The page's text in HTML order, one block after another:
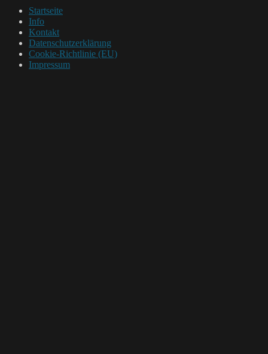
Startseite
Info
Kontakt
Datenschutzerklärung
Cookie-Richtlinie (EU)
Impressum